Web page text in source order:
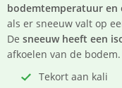
bodemtemperatuur en
als er sneeuw valt op
De sneeuw heeft een
afkoelen van de bodem.
Tekort aan kali